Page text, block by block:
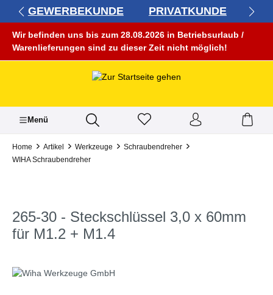
springen
GEWERBEKUNDE PRIVATKUNDE
Wir befinden uns bis zum 28.08.2026 in Betriebsurlaub /
Warenlieferungen sind zu dieser Zeit nicht möglich!
Menü
Home Artikel Werkzeuge
Schraubendreher
WIHA Schraubendreher
265-30 - Steckschlüssel 3,0 x 60mm
für M1.2 + M1.4